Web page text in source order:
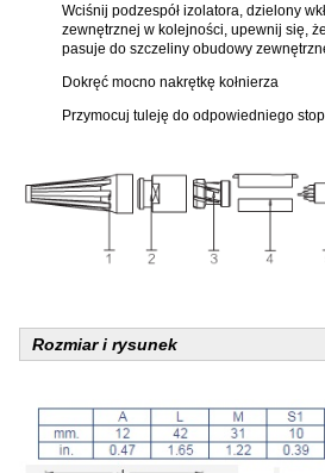
Wciśnij podzespół izolatora, dzielony
zewnętrznej w kolejności, upewnij się,
pasuje do szczeliny obudowy
Dokręć mocno nakrętkę kołnierza
Przymocuj tuleję do odpowiedniego
Rozmiar i rysunek